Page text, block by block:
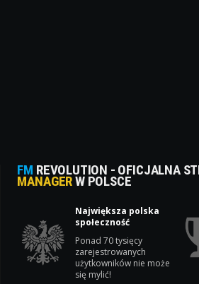
FM REVOLUTION - OFICJALNA
MANAGERW POLSCE
Największa polska
społeczność
Ponad 70 tysięcy
zarejestrowanych
użytkowników nie może
się mylić!